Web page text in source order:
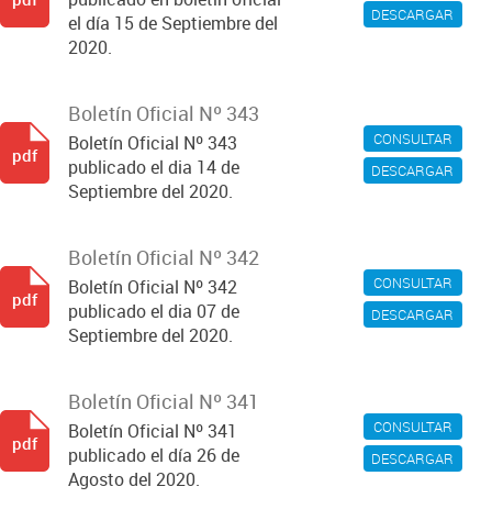
DESCARGAR
el día 15 de Septiembre del
2020.
CONSULTAR
DESCARGAR
Boletín Oficial Nº 343
Boletín Oficial Nº 343
publicado el dia 14 de
Septiembre del 2020.
pdf
CONSULTAR
DESCARGAR
Boletín Oficial Nº 342
Boletín Oficial Nº 342
publicado el dia 07 de
Septiembre del 2020.
pdf
CONSULTAR
DESCARGAR
Boletín Oficial Nº 341
Boletín Oficial Nº 341
publicado el día 26 de
Agosto del 2020.
pdf